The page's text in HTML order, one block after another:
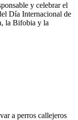
y celebrar el
Día Internacional de
la Bifobia y la
a perros callejeros